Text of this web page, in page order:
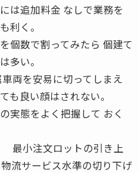
は追加料金 なしで業務を
利く。
個数で割ってみたら 個建て
多い。
両を安易に切ってしまえ
も良い顔はされない。
実態をよく把握して おく
最小注文ロットの引き上
流サービス水準の切り下げ